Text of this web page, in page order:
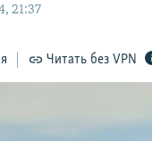
21:37
Читать без VPN